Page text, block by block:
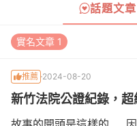
話題文章
實名文章 1
推薦 2024-08-20
新竹法院公證紀錄，